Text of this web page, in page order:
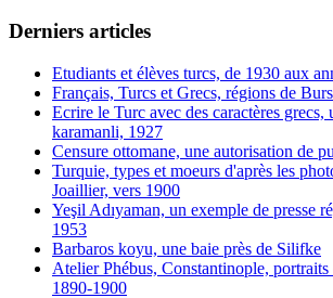
Derniers articles
Etudiants et élèves turcs, de 1930 aux
Français, Turcs et Grecs, régions de
Ecrire le Turc avec des caractères grecs,
karamanli, 1927
Censure ottomane, une autorisation de
Turquie, types et moeurs d'après les
Joaillier, vers 1900
Yeşil Adıyaman, un exemple de presse
1953
Barbaros koyu, une baie près de Silifke
Atelier Phébus, Constantinople,
1890-1900